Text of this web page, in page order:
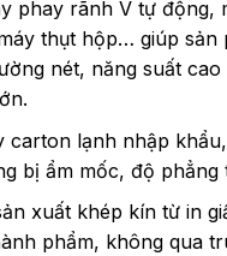
phay rãnh V tự động,
thụt hộp… giúp sản
nét, năng suất cao
carton lạnh nhập
bị ẩm mốc, độ phẳng
xuất khép kín từ in
phẩm, không qua